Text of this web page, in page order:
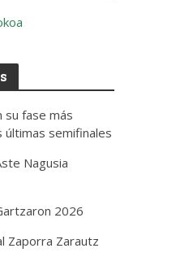
su fase más
últimas semifinales
Nagusia
2026
Zaporra Zarautz